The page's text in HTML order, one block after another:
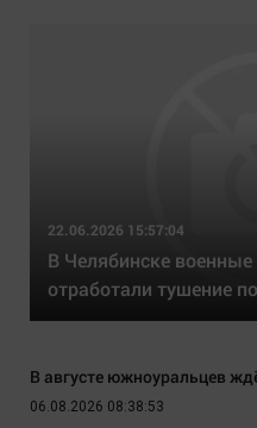
22.06.2026 15:57:04
В Челябинске
отработали тушение
В августе южноуральцев
06.08.2026 08:38:53